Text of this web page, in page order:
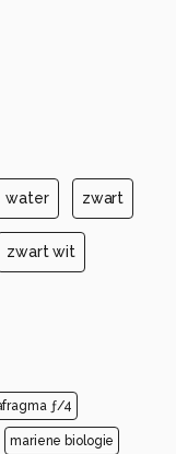
water zwart
zwart wit
ƒ/4
mariene biologie